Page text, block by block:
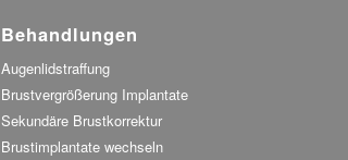
Behandlungen
Augenlidstraffung
Brustvergrößerung Implantate
Sekundäre Brustkorrektur
Brustimplantate wechseln